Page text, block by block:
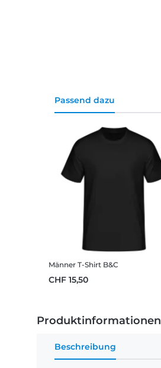
Passend dazu
Männer T-Shirt B&C
CHF 15,50
Produktinformationen
Beschreibung